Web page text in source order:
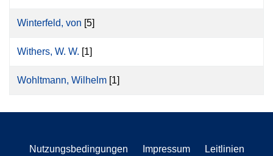
Winterfeld, von [5]
Withers, W. W. [1]
Wohltmann, Wilhelm [1]
Nutzungsbedingungen Impressum
Leitlinien